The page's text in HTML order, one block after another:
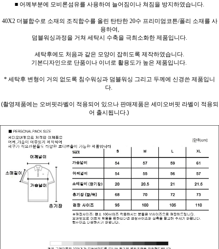
■ 어께부분에 모비론섬유를 사용하여 늘어짐이나 쳐짐을 방지하였습니다.
40X2 더블합수로 소재의 조직합수를 올린 탄탄한 20수 프리미엄코튼/폴리 소재를 사
용하여,
덤블워싱과정을 거쳐 세탁시 수축을 극최소화한 제품입니다.
세탁후에도 처음과 같은 모양이 잡히도록 제작하였습니다.
기본디자인으로 단품이나 이너로 활용도가 높은 제품입니다.
* 세탁후 변형이 거의 없도록 침수워싱과 덤블워싱 그리고 두께에 신경쓴 제품입니
다.
(촬영제품에는 오버핏라벨이 적용되어 있으나 판매제품은 세미오버핏 라벨이 적용되
어 출시됩니다.)